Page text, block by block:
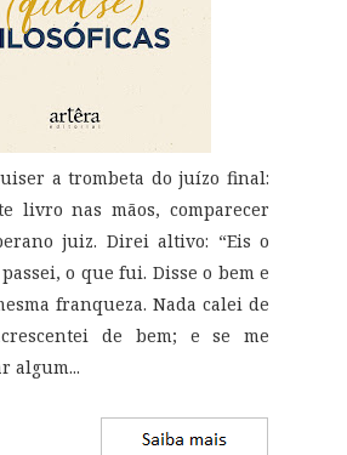
a trombeta do juízo final:
livro nas mãos, comparecer
juiz. Direi altivo: “Eis o
o que fui. Disse o bem e
franqueza. Nada calei de
de bem; e se me
algum...